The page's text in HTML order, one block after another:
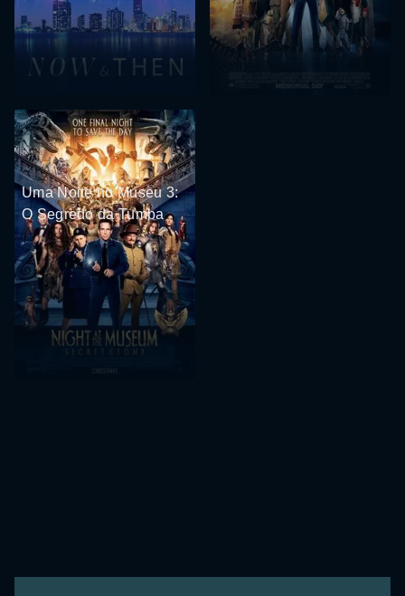
Uma Noite no Museu 3:
O Segredo da Tumba